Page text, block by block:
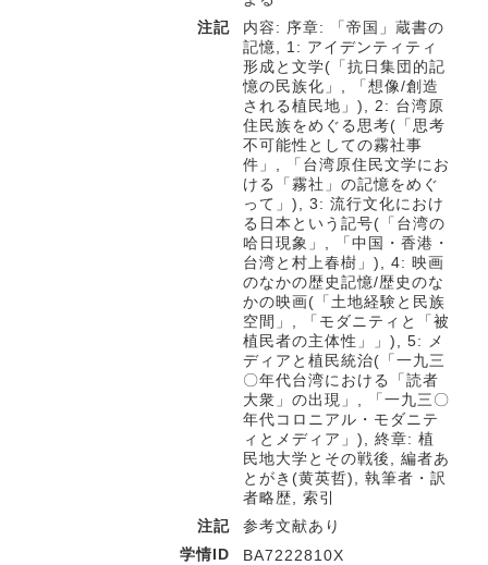
注記
内容: 序章: 「帝国」蔵書の
記憶, 1: アイデンティティ
形成と文学(「抗日集団的記
憶の民族化」, 「想像/創造
される植民地」), 2: 台湾原
住民族をめぐる思考(「思考
不可能性としての霧社事
件」, 「台湾原住民文学にお
ける「霧社」の記憶をめぐ
って」), 3: 流行文化におけ
る日本という記号(「台湾の
哈日現象」, 「中国・香港・
台湾と村上春樹」), 4: 映画
のなかの歴史記憶/歴史のな
かの映画(「土地経験と民族
空間」, 「モダニティと「被
植民者の主体性」」), 5: メ
ディアと植民統治(「一九三
〇年代台湾における「読者
大衆」の出現」, 「一九三〇
年代コロニアル・モダニテ
ィとメディア」), 終章: 植
民地大学とその戦後, 編者あ
とがき(黄英哲), 執筆者・訳
者略歴, 索引
注記
参考文献あり
学情ID
BA7222810X